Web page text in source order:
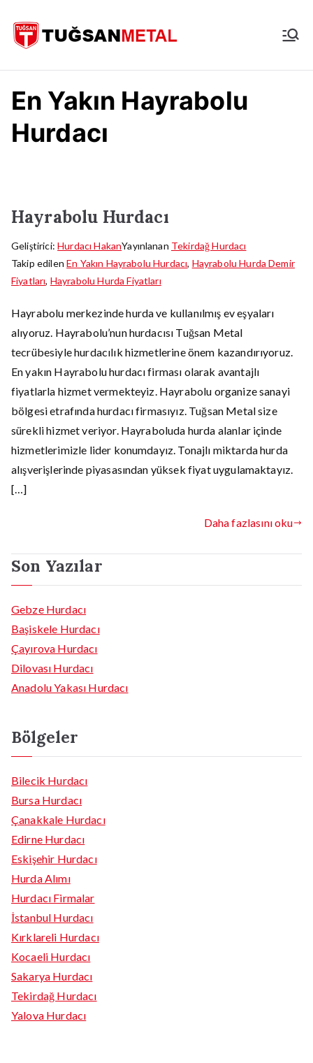
geç
Hurdacı
En Yakın Hayrabolu
Hurdacı
Hayrabolu Hurdacı
Geliştirici:Hurdacı HakanYayınlanan Tekirdağ Hurdacı
Takip edilenEn Yakın Hayrabolu Hurdacı, Hayrabolu Hurda Demir
Fiyatları, Hayrabolu Hurda Fiyatları
Hayrabolu merkezinde hurda ve kullanılmış ev eşyaları
alıyoruz. Hayrabolu’nun hurdacısı Tuğsan Metal
tecrübesiyle hurdacılık hizmetlerine önem kazandırıyoruz.
En yakın Hayrabolu hurdacı firması olarak avantajlı
fiyatlarla hizmet vermekteyiz. Hayrabolu organize sanayi
bölgesi etrafında hurdacı firmasıyız. Tuğsan Metal size
sürekli hizmet veriyor. Hayraboluda hurda alanlar içinde
hizmetlerimizle lider konumdayız. Tonajlı miktarda hurda
alışverişlerinde piyasasından yüksek fiyat uygulamaktayız.
[…]
Daha fazlasını oku
Son Yazılar
Gebze Hurdacı
Başiskele Hurdacı
Çayırova Hurdacı
Dilovası Hurdacı
Anadolu Yakası Hurdacı
Bölgeler
Bilecik Hurdacı
Bursa Hurdacı
Çanakkale Hurdacı
Edirne Hurdacı
Eskişehir Hurdacı
Hurda Alımı
Hurdacı Firmalar
İstanbul Hurdacı
Kırklareli Hurdacı
Kocaeli Hurdacı
Sakarya Hurdacı
Tekirdağ Hurdacı
Yalova Hurdacı